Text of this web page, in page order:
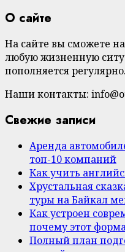
О сайте
На сайте вы сможете
любую жизненную
пополняется регулярно.
Наши контакты:
Свежие записи
Аренда
топ-10 компаний
Как учить
Хрустальная
туры на Байкал
Как устроен
почему этот
Полный план